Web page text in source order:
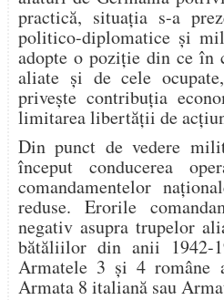
practică, situaţia s-a
politico-diplomatice şi
adopte o poziţie din ce în
aliate şi de cele
priveşte contribuţia
limitarea libertăţii de
Din punct de vedere
început conducerea
comandamentelor
reduse. Erorile
negativ asupra trupelor
bătăliilor din anii 1942-
Armatele 3 şi 4 române
Armata 8 italiană sau